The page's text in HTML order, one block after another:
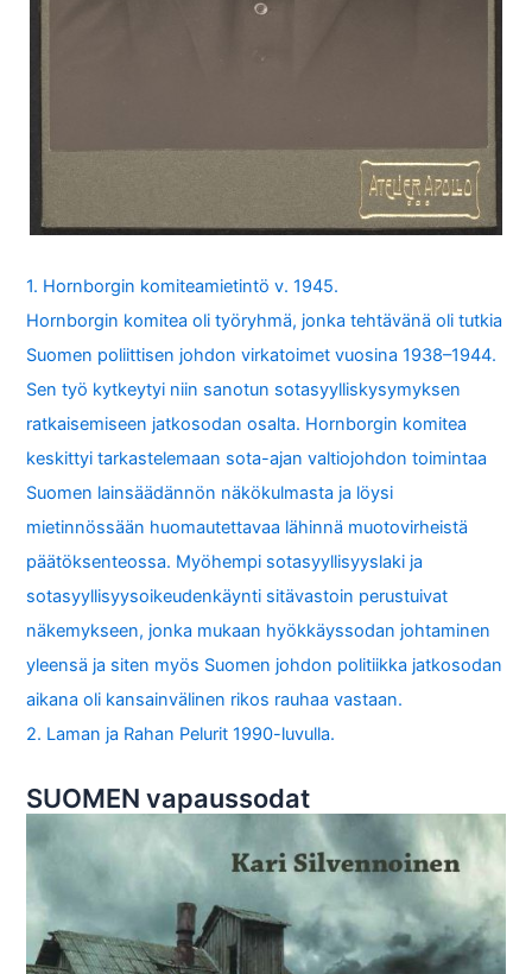
1. Hornborgin komiteamietintö v. 1945.
Hornborgin komitea oli työryhmä, jonka tehtävänä oli tutkia
Suomen poliittisen johdon virkatoimet vuosina 1938–1944.
Sen työ kytkeytyi niin sanotun sotasyylliskysymyksen
ratkaisemiseen jatkosodan osalta. Hornborgin komitea
keskittyi tarkastelemaan sota-ajan valtiojohdon toimintaa
Suomen lainsäädännön näkökulmasta ja löysi
mietinnössään huomautettavaa lähinnä muotovirheistä
päätöksenteossa. Myöhempi sotasyyllisyyslaki ja
sotasyyllisyysoikeudenkäynti sitävastoin perustuivat
näkemykseen, jonka mukaan hyökkäyssodan johtaminen
yleensä ja siten myös Suomen johdon politiikka jatkosodan
aikana oli kansainvälinen rikos rauhaa vastaan.
2. Laman ja Rahan Pelurit 1990-luvulla.
SUOMEN vapaussodat